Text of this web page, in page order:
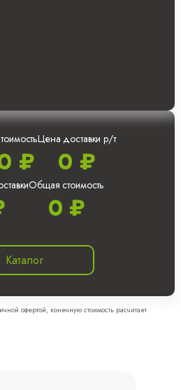
₽
Цена доставки р/т
0 ₽
Общая стоимость
0 ₽
Каталог
офертой, конечную стоимость расчитает